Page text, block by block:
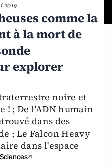
2019
comme la
à la mort de
explorer
noire et
! ; De l'ADN humain
dans des
; Le Falcon Heavy
dans l'espace